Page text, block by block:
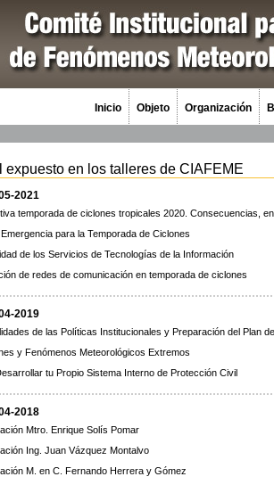
Inicio Objeto Organización
expuesto en los talleres de CIAFEME
2021
temporada de ciclones tropicales 2020. Consecuencias,
para la Temporada de Ciclones
de los Servicios de Tecnologías de la Información
de redes de comunicación en temporada de ciclones
2019
de las Políticas Institucionales y Preparación del Plan
y Fenómenos Meteorológicos Extremos
tu Propio Sistema Interno de Protección Civil
2018
Mtro. Enrique Solís Pomar
Ing. Juan Vázquez Montalvo
M. en C. Fernando Herrera y Gómez